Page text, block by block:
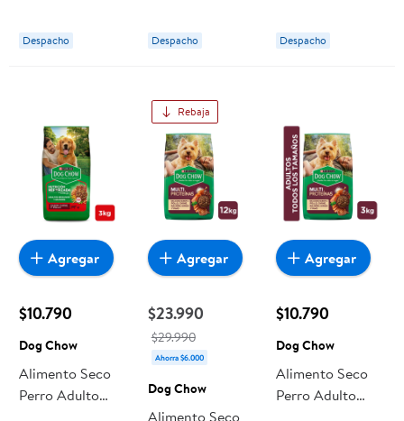
Bolsa 3 Kg Dog
Chow
Despacho
Carne Y Pollo
Bolsa. 12 kg Dog
Despacho
Dog Chow
Despacho
$10.790
Dog Chow
Alimento Seco
Perro Adulto
Agregar
Rebaja
$23.990
$29.990
Ahorra $6.000
Dog Chow
Alimento Seco
Agregar
$10.790
Dog Chow
Alimento Seco
Perro Adulto
Agregar